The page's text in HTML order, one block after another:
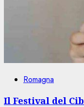
Romagna
Il Festival del